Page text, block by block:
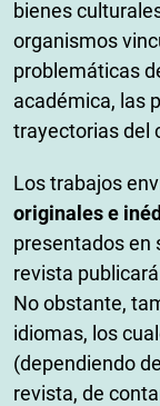
bienes
organismos
problemáticas
académica, las
trayectorias del
Los trabajos
originales e
presentados en
revista
No obstante,
idiomas, los
(dependiendo
revista, de